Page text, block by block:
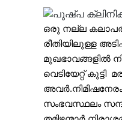
ഒരു നല്ല
രീതിയിലുള്ള
മുഖഭാവങ്ങളിൽ
സംഭവസ്ഥലം